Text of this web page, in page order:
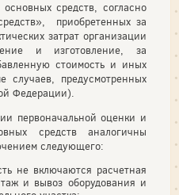
средств, согласно
приобретенных за
затрат организации
и изготовление, за
стоимость и иных
случаев, предусмотренных
Федерации).
первоначальной оценки и
средств аналогичны
следующего:
не включаются расчетная
и вывоз оборудования и